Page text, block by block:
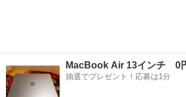
MacBook Air 13インチ 0
抽選でプレゼント！応募は1分